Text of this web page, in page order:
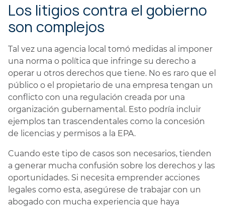
Los litigios contra el gobierno
son complejos
Tal vez una agencia local tomó medidas al imponer
una norma o política que infringe su derecho a
operar u otros derechos que tiene. No es raro que el
público o el propietario de una empresa tengan un
conflicto con una regulación creada por una
organización gubernamental. Esto podría incluir
ejemplos tan trascendentales como la concesión
de licencias y permisos a la EPA.
Cuando este tipo de casos son necesarios, tienden
a generar mucha confusión sobre los derechos y las
oportunidades. Si necesita emprender acciones
legales como esta, asegúrese de trabajar con un
abogado con mucha experiencia que haya